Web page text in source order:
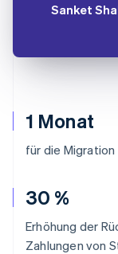
1 Monat
für die Migration
30 %
Erhöhung der
Zahlungen von
Sanket